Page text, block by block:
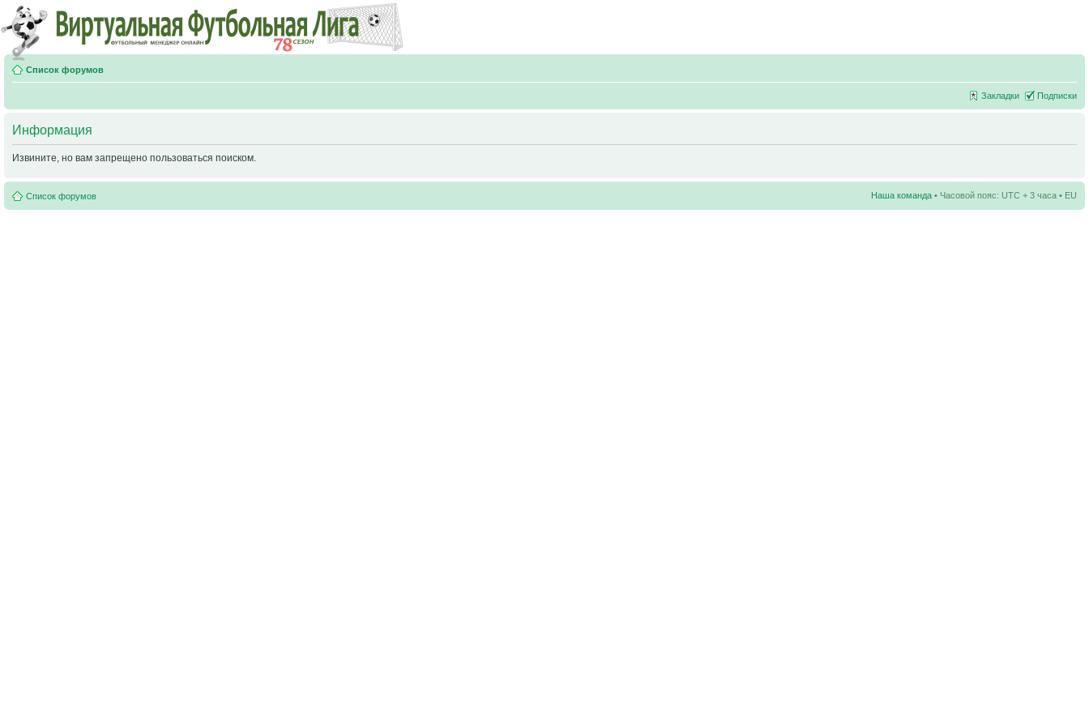
Список форумов
Закладки Подписки
Информация
Извините, но вам запрещено пользоваться поиском.
Список форумов Наша команда • Часовой пояс: UTC + 3 часа • EU